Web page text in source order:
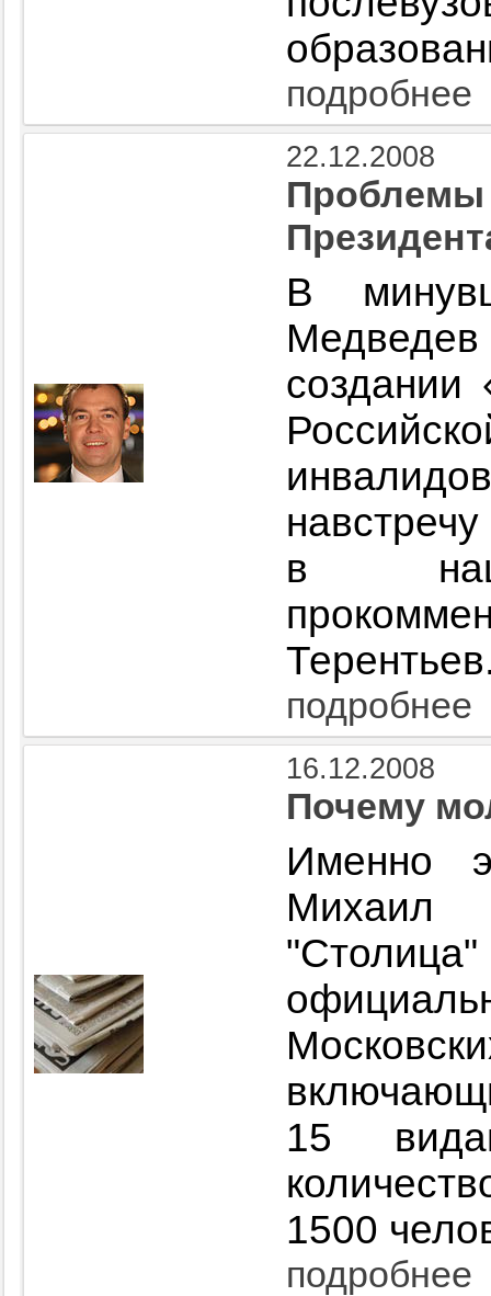
подробнее
22.12.2008
Проблемы
В
создании
в
подробнее
16.12.2008
Почему
Именно
Михаил
15
1500
подробнее